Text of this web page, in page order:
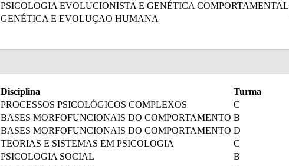
PSICOLOGIA EVOLUCIONISTA E GENÉTICA COMPORTAMENTAL
GENÉTICA E EVOLUÇAO HUMANA
Disciplina
Turma
PROCESSOS PSICOLÓGICOS COMPLEXOS
C
BASES MORFOFUNCIONAIS DO COMPORTAMENTO B
BASES MORFOFUNCIONAIS DO COMPORTAMENTO D
TEORIAS E SISTEMAS EM PSICOLOGIA
C
PSICOLOGIA SOCIAL
B